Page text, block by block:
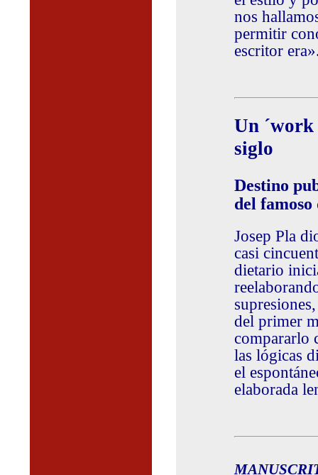
nos
permitir
escritor
Un ´work
siglo
Destino
del
Josep Pla
casi
dietario
del primer
compararlo
las lógicas
el
elaborada